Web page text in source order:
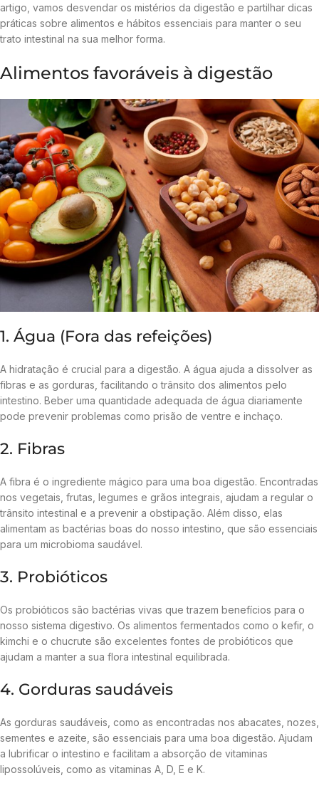
artigo, vamos desvendar os mistérios da digestão e partilhar dicas
práticas sobre alimentos e hábitos essenciais para manter o seu
trato intestinal na sua melhor forma.
Alimentos favoráveis à digestão
1. Água (Fora das refeições)
A hidratação é crucial para a digestão. A água ajuda a dissolver as
fibras e as gorduras, facilitando o trânsito dos alimentos pelo
intestino. Beber uma quantidade adequada de água diariamente
pode prevenir problemas como prisão de ventre e inchaço.
2. Fibras
A fibra é o ingrediente mágico para uma boa digestão. Encontradas
nos vegetais, frutas, legumes e grãos integrais, ajudam a regular o
trânsito intestinal e a prevenir a obstipação. Além disso, elas
alimentam as bactérias boas do nosso intestino, que são essenciais
para um microbioma saudável.
3. Probióticos
Os probióticos são bactérias vivas que trazem benefícios para o
nosso sistema digestivo. Os alimentos fermentados como o kefir, o
kimchi e o chucrute são excelentes fontes de probióticos que
ajudam a manter a sua flora intestinal equilibrada.
4. Gorduras saudáveis
As gorduras saudáveis, como as encontradas nos abacates, nozes,
sementes e azeite, são essenciais para uma boa digestão. Ajudam
a lubrificar o intestino e facilitam a absorção de vitaminas
lipossolúveis, como as vitaminas A, D, E e K.